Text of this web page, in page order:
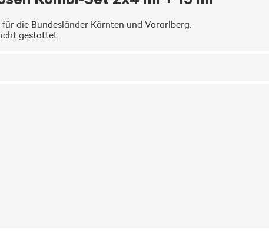
die Bundesländer Kärnten und Vorarlberg.
gestattet.